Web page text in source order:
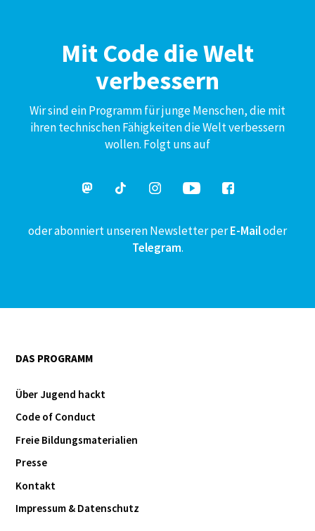
Mit Code die Welt
verbessern
Wir sind ein Programm für junge Menschen, die mit
ihren technischen Fähigkeiten die Welt verbessern
wollen. Folgt uns auf
oder abonniert unseren Newsletter perE-Mailoder
Telegram.
DAS PROGRAMM
Über Jugend hackt
Code of Conduct
Freie Bildungsmaterialien
Presse
Kontakt
Impressum & Datenschutz